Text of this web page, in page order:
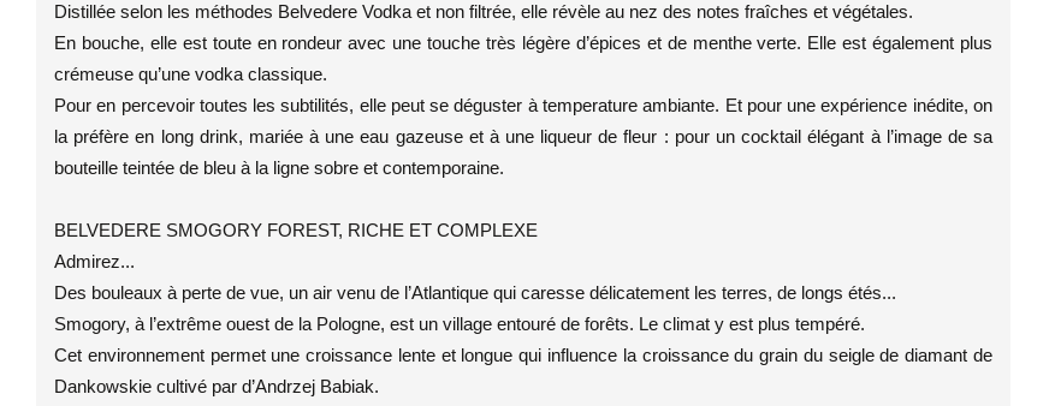
Distillée selon les méthodes Belvedere Vodka et non filtrée, elle révèle au nez des notes fraîches et végétales.
En bouche, elle est toute en rondeur avec une touche très légère d’épices et de menthe verte. Elle est également plus
crémeuse qu’une vodka classique.
Pour en percevoir toutes les subtilités, elle peut se déguster à temperature ambiante. Et pour une expérience inédite, on
la préfère en long drink, mariée à une eau gazeuse et à une liqueur de fleur : pour un cocktail élégant à l’image de sa
bouteille teintée de bleu à la ligne sobre et contemporaine.
BELVEDERE SMOGORY FOREST, RICHE ET COMPLEXE
Admirez...
Des bouleaux à perte de vue, un air venu de l’Atlantique qui caresse délicatement les terres, de longs étés...
Smogory, à l’extrême ouest de la Pologne, est un village entouré de forêts. Le climat y est plus tempéré.
Cet environnement permet une croissance lente et longue qui influence la croissance du grain du seigle de diamant de
Dankowskie cultivé par d’Andrzej Babiak.